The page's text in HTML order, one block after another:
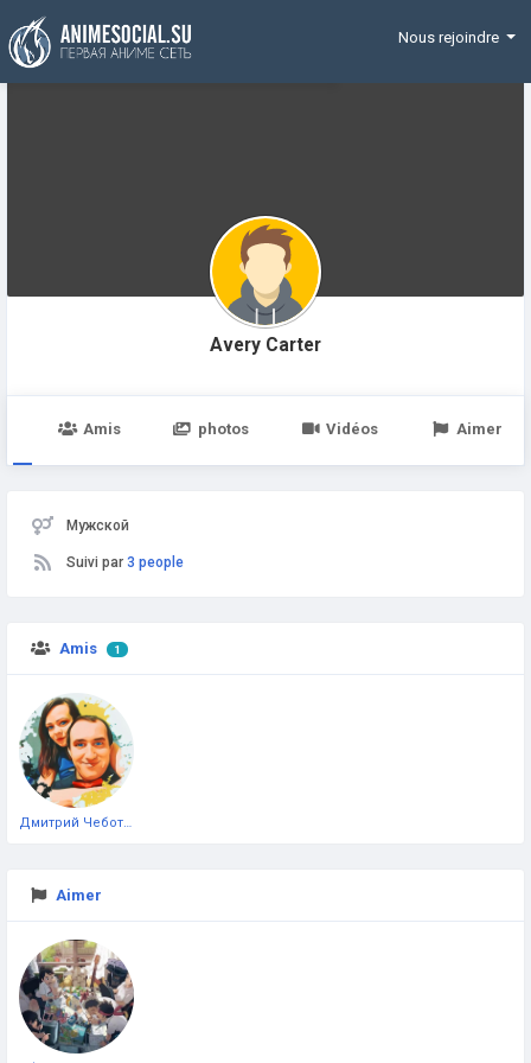
Funding
Nous rejoindre
Avery Carter
Amis photos Vidéos Aimer
Мужской
Suivi par 3 people
Amis 1
Aimer